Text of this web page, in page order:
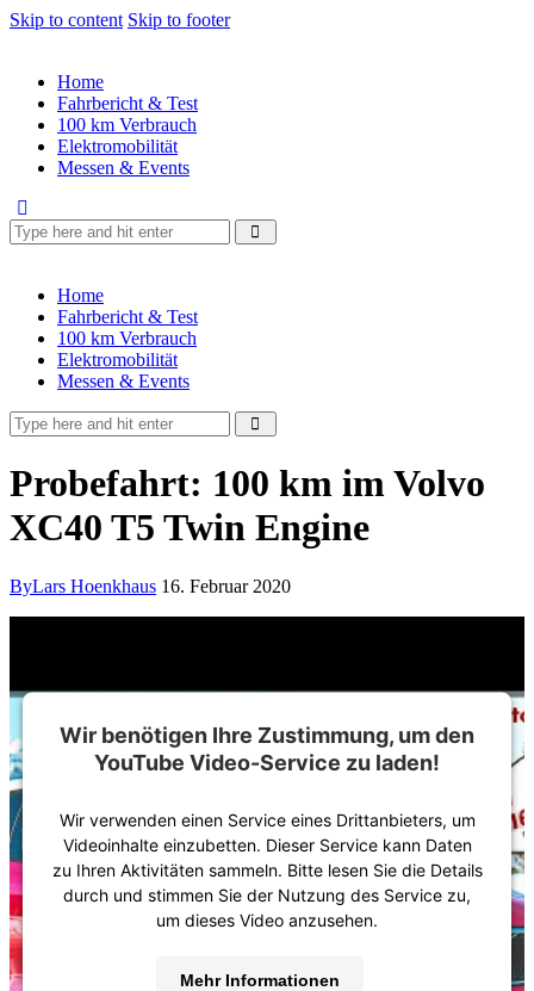
Skip to content Skip to footer
Home
Fahrbericht & Test
100 km Verbrauch
Elektromobilität
Messen & Events
Home
Fahrbericht & Test
100 km Verbrauch
Elektromobilität
Messen & Events
Probefahrt: 100 km im Volvo
XC40 T5 Twin Engine
ByLars Hoenkhaus 16. Februar 2020
Wir benötigen Ihre Zustimmung, um den
YouTube Video-Service zu laden!
Wir verwenden einen Service eines Drittanbieters, um
Videoinhalte einzubetten. Dieser Service kann Daten
zu Ihren Aktivitäten sammeln. Bitte lesen Sie die Details
durch und stimmen Sie der Nutzung des Service zu,
um dieses Video anzusehen.
Mehr Informationen